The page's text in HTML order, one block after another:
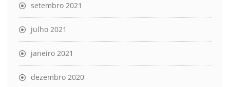
setembro 2021
julho 2021
janeiro 2021
dezembro 2020